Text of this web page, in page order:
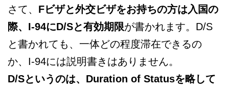
さて、 Fビザと外交ビザをお持ちの方は入国の
際、I-94にD/Sと有効期限が書かれます。D/S
と書かれても、一体どの程度滞在できるの
か、I-94には説明書きはありません。
D/Sというのは、Duration of Statusを略して